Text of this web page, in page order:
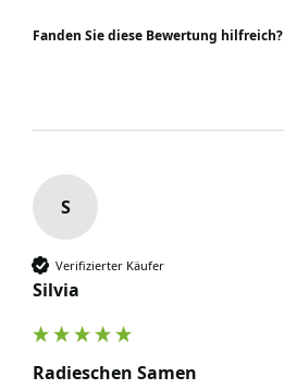
Fanden Sie diese Bewertung hilfreich?
S
Verifizierter Käufer
Silvia
Radieschen Samen